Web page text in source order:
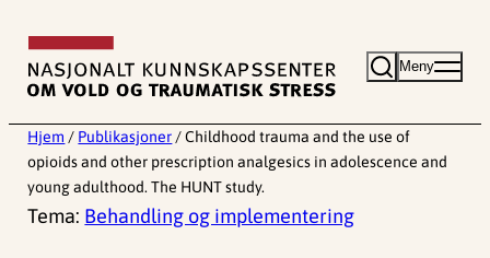
innhold
Meny
Hjem / Publikasjoner / Childhood trauma and the use of
opioids and other prescription analgesics in adolescence and
young adulthood. The HUNT study.
Tema: Behandling og implementering